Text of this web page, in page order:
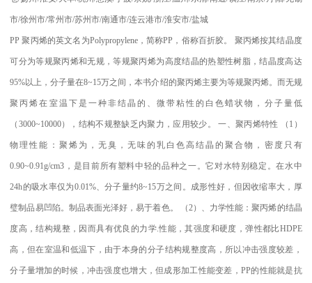
市/徐州市/常州市/苏州市/南通市/连云港市/淮安市/盐城
PP聚丙烯的英文名为Polypropylene，简称PP ，俗称百折胶。 聚丙烯按其结晶度
可分为等规聚丙烯和无规，等规聚丙烯为高度结晶的热塑性树脂，结晶度高达
95%以上，分子量在8~15万之间，本书介绍的聚丙烯主要为等规聚丙烯。而无规
聚丙烯在室温下是一种非结晶的、微带粘性的白色蜡状物，分子量低
（ 3000~10000），结构不规整缺乏内聚力，应用较少。一、聚丙烯特性 （ 1 ）
物理性能：聚烯为，无臭，无味的乳白色高结晶的聚合物，密度只有
0.90~0.91g/cm3 ，是目前所有塑料中轻的品种之一。它对水特别稳定。在水中
24h的吸水率仅为0.01%、分子量约8~15万之间。成形性好，但因收缩率大，厚
璧制品易凹陷。制品表面光泽好，易于着色。 （2）、力学性能：聚丙烯的结晶
度高，结构规整，因而具有优良的力学. 性能，其强度和硬度，弹性都比HDPE
高，但在室温和低温下，由于本身的分子结构规整度高，所以冲击强度较差，
分子量增加的时候，冲击强度也增大，但成形加工性能变差， PP的性能就是抗